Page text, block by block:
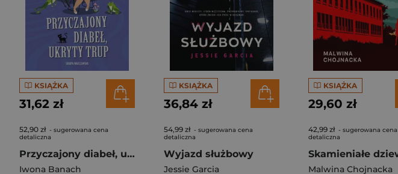
KSIĄŻKA
31,62 zł
52,90 zł - sugerowana cena
detaliczna
Przyczajony diabeł, ukryty trup
Iwona Banach
KSIĄŻKA
36,84 zł
54,99 zł - sugerowana cena
detaliczna
Wyjazd służbowy
Jessie Garcia
KSIĄŻKA
29,60 zł
42,99 zł - sugerowana cena
detaliczna
Malwina Chojnacka